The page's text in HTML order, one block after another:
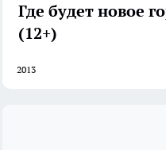
Где будет новое
(12+)
2013